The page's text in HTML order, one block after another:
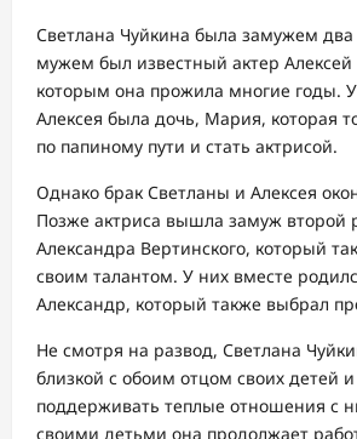
Светлана Чуйкина была замужем
мужем был известный актер Алексей
которым она прожила многие годы.
Алексея была дочь, Мария, которая
по папиному пути и стать актрисой.
Однако брак Светланы и Алексея
Позже актриса вышла замуж второй
Александра Вертинского, который
своим талантом. У них вместе
Александр, который также выбрал
Не смотря на развод, Светлана
близкой с обоим отцом своих детей
поддерживать теплые отношения с
своими детьми она продолжает